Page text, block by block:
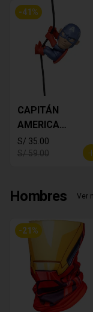
-41 %
CAPITÁN
AMERICA
DECORATIVO
S/ 35.00
S/ 59.00
Hombres Ver
-21 %